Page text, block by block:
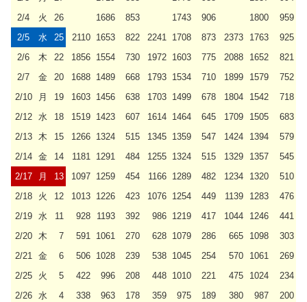
2/4
火 26 1686 853 1743 906 1800
959
2/5
水 25 2110 1653 822 2241 1708 873 2373 1763
925
2/6
木 22 1856 1554 730 1972 1603 775 2088 1652
821
2/7
金 20 1688 1489 668 1793 1534 710 1899 1579
752
2/10
月 19 1603 1456 638 1703 1499 678 1804 1542
718
2/12
水 18 1519 1423 607 1614 1464 645 1709 1505
683
2/13
木 15 1266 1324 515 1345 1359 547 1424 1394
579
2/14
金 14 1181 1291 484 1255 1324 515 1329 1357
545
2/17
月 13 1097 1259 454 1166 1289 482 1234 1320
510
2/18
火 12 1013 1226 423 1076 1254 449 1139 1283
476
2/19
水 11 928 1193 392 986 1219 417 1044 1246
441
2/20
木 7 591 1061 270 628 1079 286 665 1098
303
2/21
金 6 506 1028 239 538 1045 254 570 1061
269
2/25
火 5 422 996 208 448 1010 221 475 1024
234
2/26
水 4 338 963 178 359 975 189 380 987
200